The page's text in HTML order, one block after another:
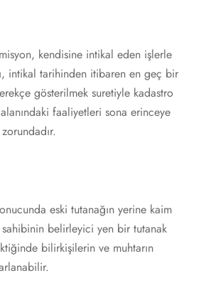
kendisine intikal eden işlerle
intikal tarihinden itibaren en geç bir
gösterilmek suretiyle kadastro
faaliyetleri sona erinceye
eski tutanağın yerine kaim
belirleyici yen bir tutanak
bilirkişilerin ve muhtarın